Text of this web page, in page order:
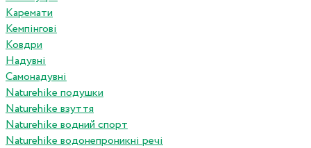
Каремати
Кемпінгові
Ковдри
Надувні
Самонадувні
Naturehike подушки
Naturehike взуття
Naturehike водний спорт
Naturehike водонепроникні речі